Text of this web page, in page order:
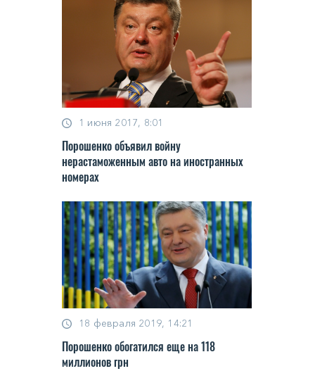
1 июня 2017, 8:01
Порошенко объявил войну
нерастаможенным авто на иностранных
номерах
18 февраля 2019, 14:21
Порошенко обогатился еще на 118
миллионов грн